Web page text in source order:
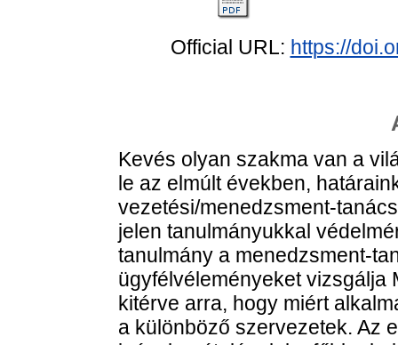
Official URL: https://
Kevés olyan szakma van a
le az elmúlt években,
vezetési/menedzsment-
jelen tanulmányukkal
tanulmány a menedzsment-
ügyfélvéleményeket vizsgálja
kitérve arra, hogy miért
a különböző szervezetek. Az